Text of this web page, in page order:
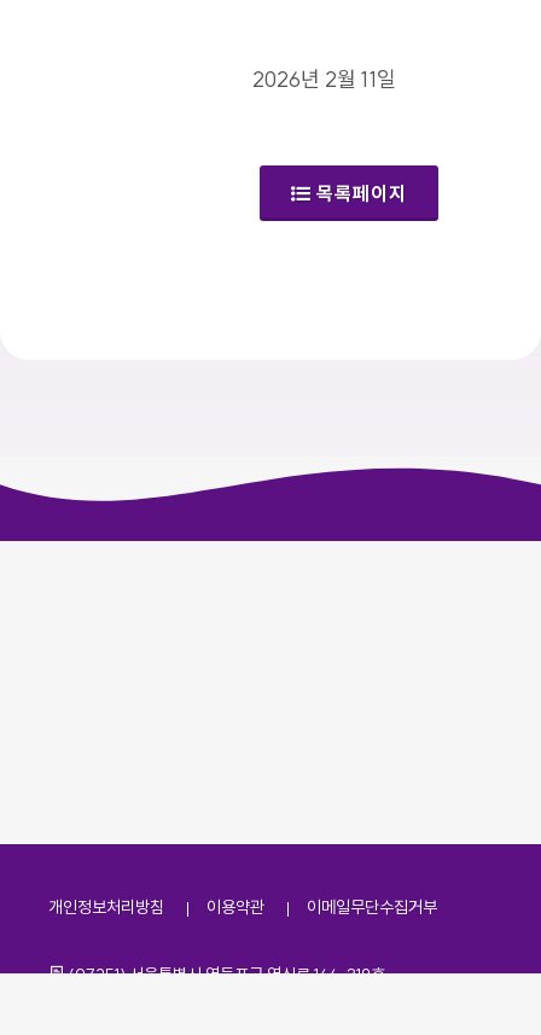
2026년 2월 11일
목록페이지
개인정보처리방침 이용약관 이메일무단수집거부
주소
(07251) 서울특별시 영등포구 영신로 166, 319호